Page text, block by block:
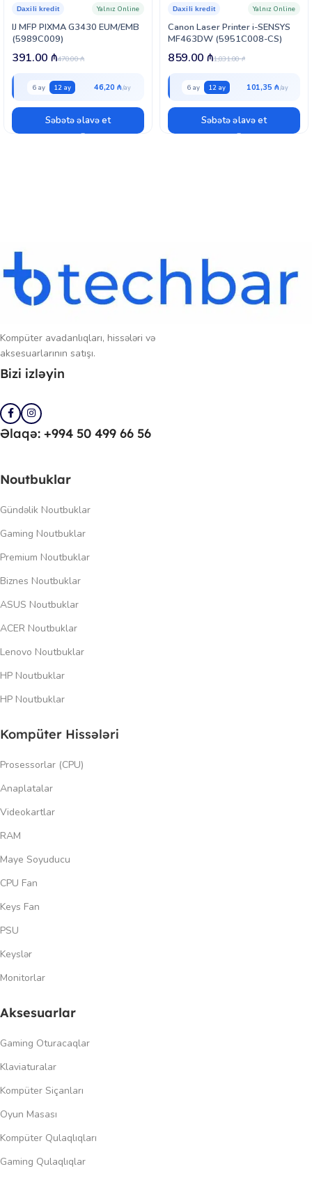
IJ MFP PIXMA G3430 EUM/EMB
(5989C009)
Daxili kredit Yalnız Online
470.00₼
391.00 ₼
6 ay 12 ay 46,20 ₼
Səbətə əlavə et
Canon Laser Printer i-SENSYS
MF463DW (5951C008-CS)
Daxili kredit Yalnız Online
1,031.00₼
859.00 ₼
6 ay 12 ay 101,35 ₼
Səbətə əlavə et
Kompüter avadanlıqları, hissələri və
aksesuarlarının satışı.
Bizi izləyin
Əlaqə: +994 50 499 66 56
Noutbuklar
Gündəlik Noutbuklar
Gaming Noutbuklar
Premium Noutbuklar
Biznes Noutbuklar
ASUS Noutbuklar
ACER Noutbuklar
Lenovo Noutbuklar
HP Noutbuklar
HP Noutbuklar
Kompüter Hissələri
Prosessorlar (CPU)
Anaplatalar
Videokartlar
RAM
Maye Soyuducu
CPU Fan
Keys Fan
PSU
Keyslər
Monitorlar
Aksesuarlar
Gaming Oturacaqlar
Klaviaturalar
Kompüter Siçanları
Oyun Masası
Kompüter Qulaqlıqları
Gaming Qulaqlıqlar